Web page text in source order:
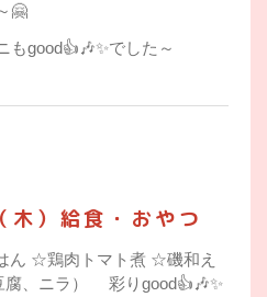
🤗
good👍🎶✨でした～
）給食・おやつ
ん ☆鶏肉トマト煮 ☆磯和え
、ニラ） 彩りgood👍🎶✨